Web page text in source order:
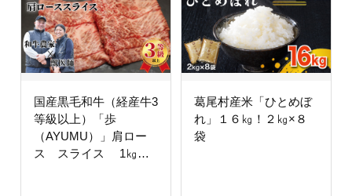
国産黒毛和牛（経産牛3
等級以上）「歩
（AYUMU）」肩ロー
ス スライス 1㎏
葛尾村産米「ひとめぼ
れ」１６㎏！２㎏×８
袋